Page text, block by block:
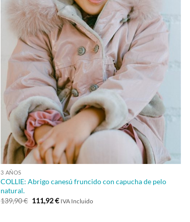
3 AÑOS
COLLIE: Abrigo canesú fruncido con capucha de pelo
natural.
139,90€ El
precio
111,92€ElIVA Incluido